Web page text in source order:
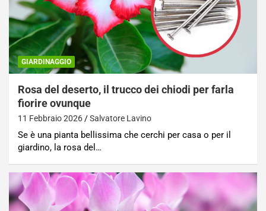
GIARDINAGGIO
Rosa del deserto, il trucco dei chiodi per farla
fiorire ovunque
11 Febbraio 2026 Salvatore Lavino
Se è una pianta bellissima che cerchi per casa o per il
giardino, la rosa del…